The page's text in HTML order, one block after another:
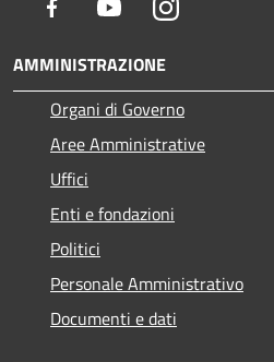
Facebook YoutubeInstagram
AMMINISTRAZIONE
Organi di Governo
Aree Amministrative
Uffici
Enti e fondazioni
Politici
Personale Amministrativo
Documenti e dati